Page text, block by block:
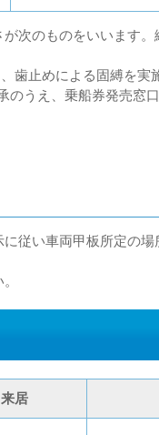
次のものをいいます
止めによる固縛を実
のうえ、乗船券発売窓
従い車両甲板所定の場
居